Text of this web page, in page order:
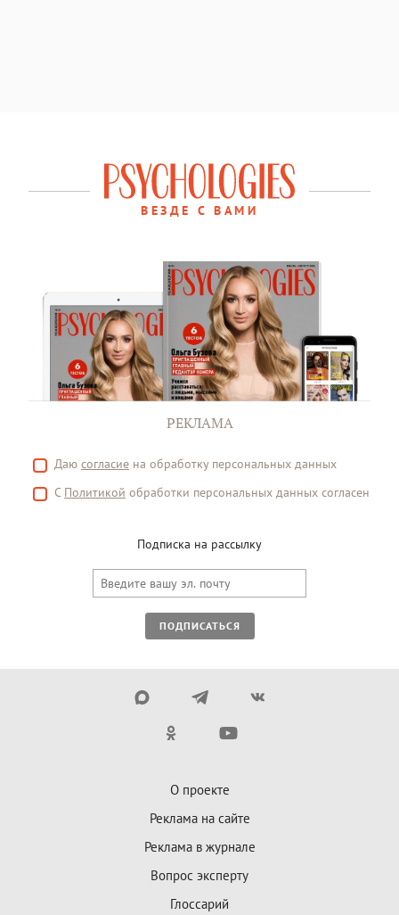
ВЕЗДЕ С ВАМИ
РЕКЛАМА
Даю согласие на обработку персональных данных
С Политикой обработки персональных данных согласен
Подписка на рассылку
ПОДПИСАТЬСЯ
О проекте
Реклама на сайте
Реклама в журнале
Вопрос эксперту
Глоссарий